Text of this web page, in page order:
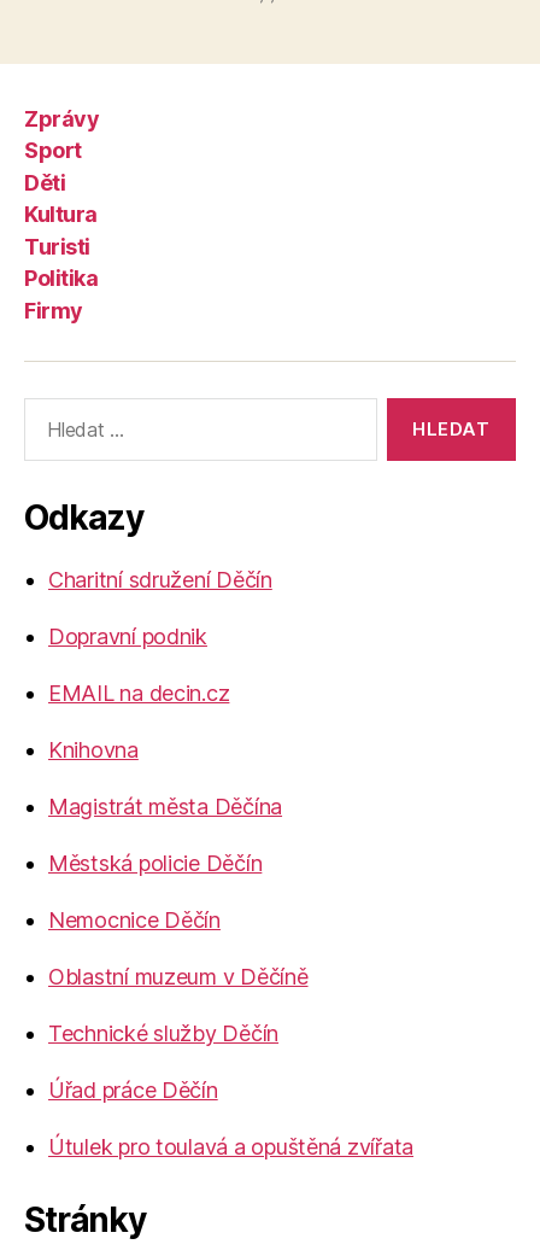
Zprávy
Sport
Děti
Kultura
Turisti
Politika
Firmy
vyhledávání:
Odkazy
Charitní sdružení Děčín
Dopravní podnik
EMAIL na decin.cz
Knihovna
Magistrát města Děčína
Městská policie Děčín
Nemocnice Děčín
Oblastní muzeum v Děčíně
Technické služby Děčín
Úřad práce Děčín
Útulek pro toulavá a opuštěná zvířata
Stránky